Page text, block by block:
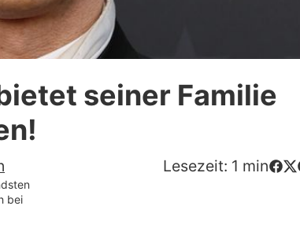
verwalten
seiner Familie
Lesezeit: 1 min
bei